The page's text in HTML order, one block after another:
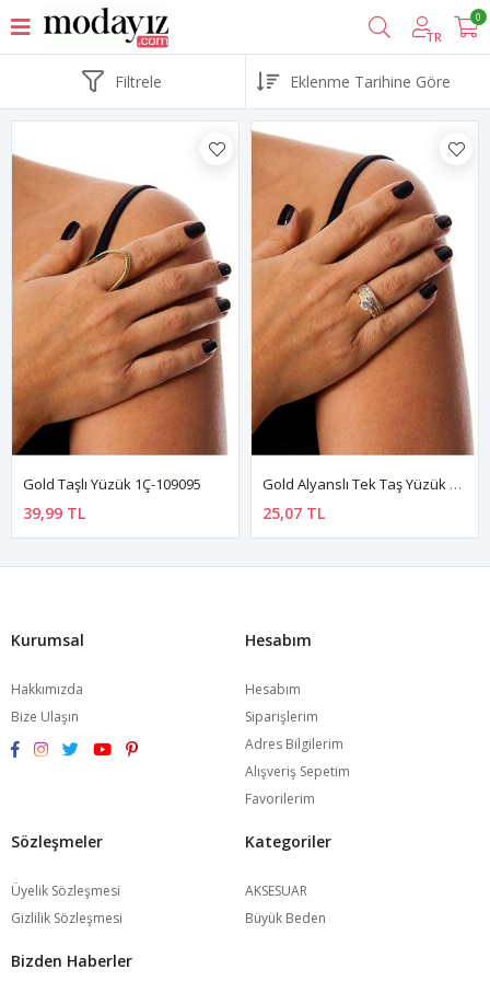
TR
0
Filtrele
Gold Taşlı Yüzük 1Ç-109095
39,99 TL
Gold Alyanslı Tek Taş Yüzük 1Ç-109096
25,07 TL
Kurumsal
Hakkımızda
Bize Ulaşın
Hesabım
Hesabım
Siparişlerim
Adres Bilgilerim
Alışveriş Sepetim
Favorilerim
Sözleşmeler
Üyelik Sözleşmesi
Gizlilik Sözleşmesi
Kategoriler
AKSESUAR
Büyük Beden
Bizden Haberler